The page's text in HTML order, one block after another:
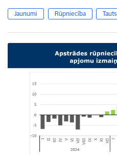
Jaunumi Rūpniecība